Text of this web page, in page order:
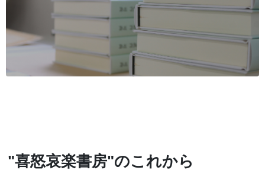
"喜怒哀楽書房"のこれから